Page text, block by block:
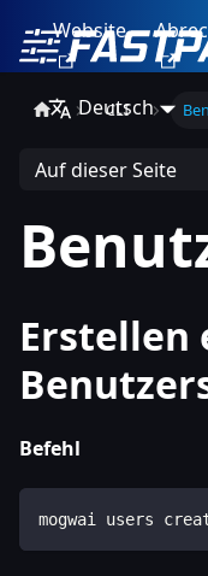
Website
Deutsch
CLI
Auf dieser Seite
Erstellen
Befehl
mogwai users